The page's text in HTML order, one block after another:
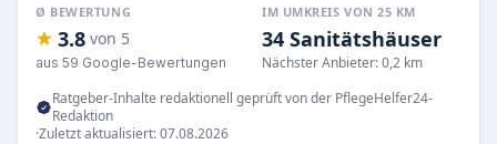
Ø BEWERTUNG
3.8 von 5
aus 59 Google-Bewertungen
IM UMKREIS VON 25 KM
34 Sanitätshäuser
Nächster Anbieter: 0,2 km
Ratgeber-Inhalte redaktionell geprüft von der PflegeHelfer24-
Redaktion
·Zuletzt aktualisiert: 07.08.2026